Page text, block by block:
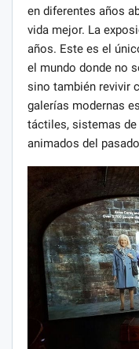
en diferentes años
vida mejor. La
años. Este es el
el mundo donde no
sino también revivir
galerías modernas
táctiles, sistemas de
animados del